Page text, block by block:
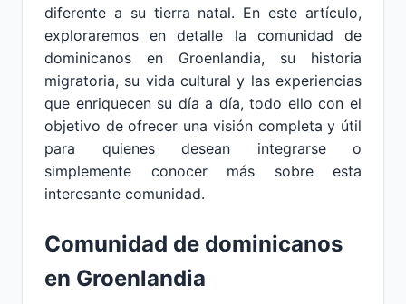
diferente a su tierra natal. En este artículo,
exploraremos en detalle la comunidad de
dominicanos en Groenlandia, su historia
migratoria, su vida cultural y las experiencias
que enriquecen su día a día, todo ello con el
objetivo de ofrecer una visión completa y útil
para quienes desean integrarse o
simplemente conocer más sobre esta
interesante comunidad.
Comunidad de dominicanos
en Groenlandia